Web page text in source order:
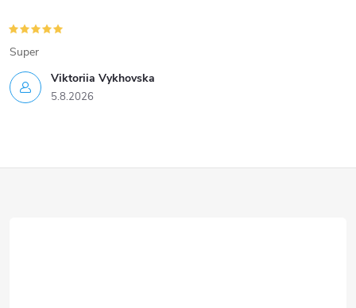
Viktoriia Vykhovska
5.8.2026
Super